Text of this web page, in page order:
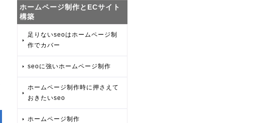
ホームページ制作とECサイト
構築
足りないseoはホームページ制
作でカバー
seoに強いホームページ制作
ホームページ制作時に押さえて
おきたいseo
ホームページ制作